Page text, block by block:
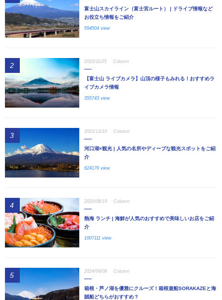
富士山スカイライン（富士宮ルート） | ドライブ情報など
お役立ち情報をご紹介
594504 view
2 2020/11/25 Column
【富士山 ライブカメラ】山頂の様子もみれる！おすすめラ
イブカメラ情報
355743 view
3 2021/12/10 Column
河口湖×観光 | 人気の名所やディープな観光スポットをご紹
介
624176 view
4 2020/08/19 Column
熱海 ランチ | 海鮮が人気のおすすめで美味しいお店をご紹
介
1007111 view
5 2024/04/08 Column
箱根・芦ノ湖を優雅にクルーズ！箱根遊船SORAKAZEと海
賊船どちらがおすすめ？